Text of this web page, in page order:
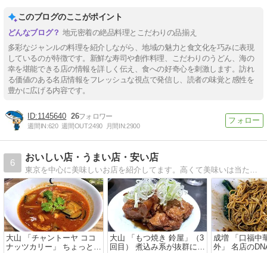
このブログのここがポイント
地元密着の絶品料理とこだわりの品揃え
多彩なジャンルの料理を紹介しながら、地域の魅力と食文化を巧みに表現
しているのが特徴です。新鮮な寿司や創作料理、こだわりのうどん、海の
幸を堪能できる店の情報を詳しく伝え、食への好奇心を刺激します。訪れ
る価値のある名店情報をフレッシュな視点で発信し、読者の味覚と感性を
豊かに広げる内容です。
1145640 26
週間IN:620 週間OUT:2490 月間IN:2900
6
おいしい店・うまい店・安い店
東京を中心に美味しいお店を紹介してます。高くて美味いは当たり前、安くて美味くなければ意味がない。庶民派ブロガーの食日記。
大山 「チャントーヤ ココ
ナッツカリー」 ちょっとタ
大山 「もつ焼き 鈴屋」（3
回目） 煮込み系が抜群に美
成増 「口福中
外」 名店の